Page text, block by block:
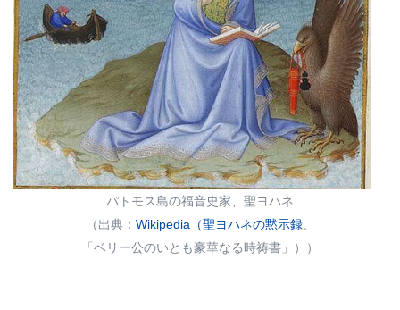
パトモス島の福音史家、聖ヨハネ
（出典： Wikipedia（聖ヨハネの黙示録、
「ベリー公のいとも豪華なる時祷書」））